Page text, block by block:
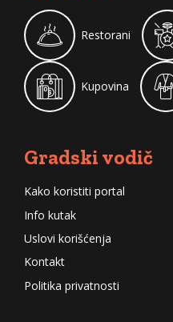
Restorani
Kupovina
Gradski vodič
Kako koristiti portal
Info kutak
Uslovi korišćenja
Kontakt
Politika privatnosti